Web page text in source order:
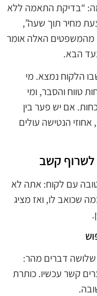
“בדיקת התאמה ללא
15 דקות”, “הצעת מחיר תוך שעה”,
מהמשפטים האלה אומר
הבא.
הלקוח נמצא. מי
טווח והסבר, ומי
אם יש פער בין
הנטישה עולים
לשרוף קשב
עם לקוח: אתה לא
שכואב לו, ואז מציג
דברים מהר:
קשר עכשיו. כותרת